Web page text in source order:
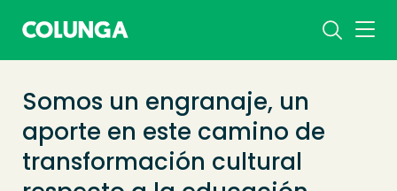
Somos un engranaje, un
aporte en este camino de
transformación cultural